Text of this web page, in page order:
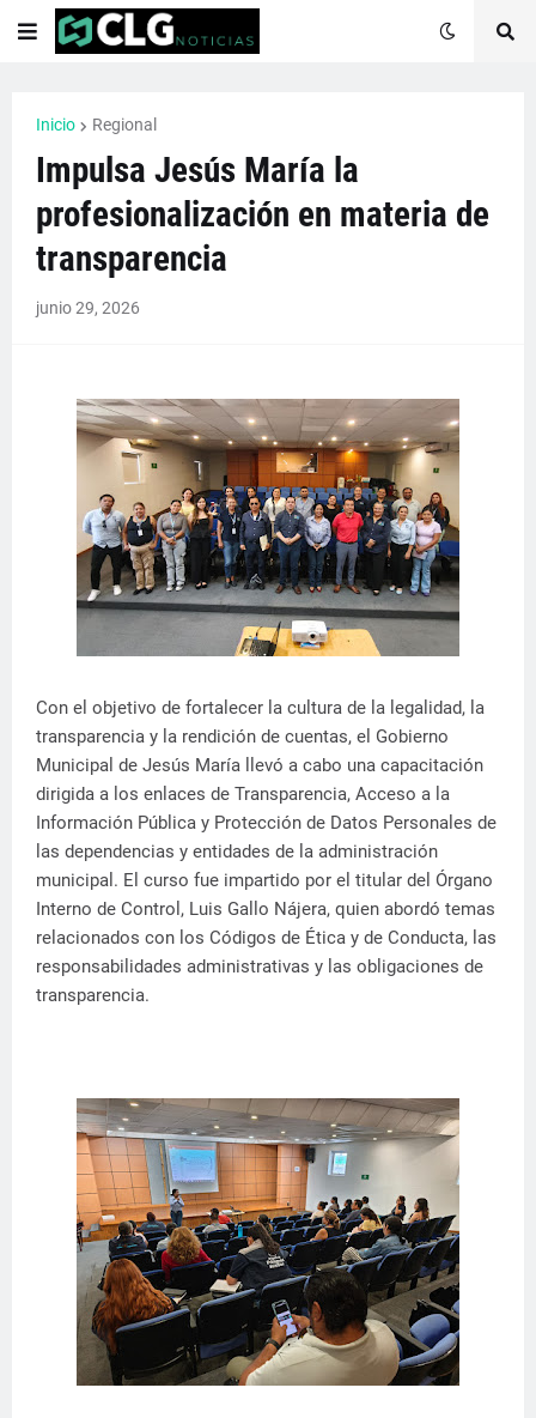
Inicio Regional
Impulsa Jesús María la
profesionalización en materia de
transparencia
junio 29, 2026
Con el objetivo de fortalecer la cultura de la legalidad, la
transparencia y la rendición de cuentas, el Gobierno
Municipal de Jesús María llevó a cabo una capacitación
dirigida a los enlaces de Transparencia, Acceso a la
Información Pública y Protección de Datos Personales de
las dependencias y entidades de la administración
municipal. El curso fue impartido por el titular del Órgano
Interno de Control, Luis Gallo Nájera, quien abordó temas
relacionados con los Códigos de Ética y de Conducta, las
responsabilidades administrativas y las obligaciones de
transparencia.